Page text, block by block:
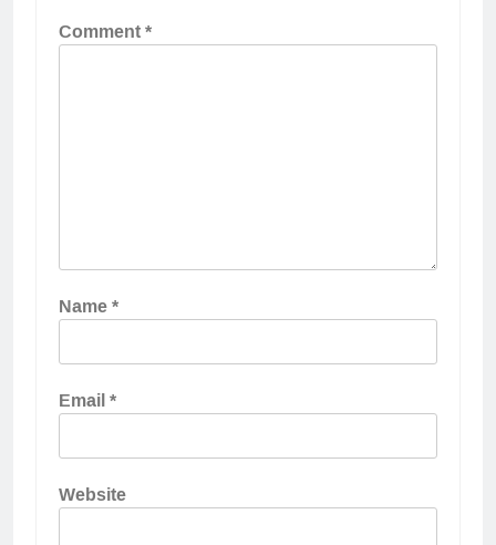
Comment*
Name*
Email*
Website